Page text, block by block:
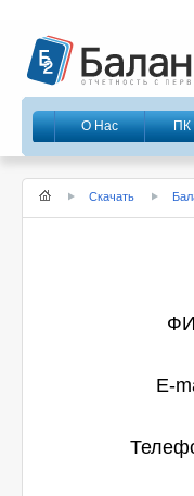
О Нас ПК
Cкачать
E-